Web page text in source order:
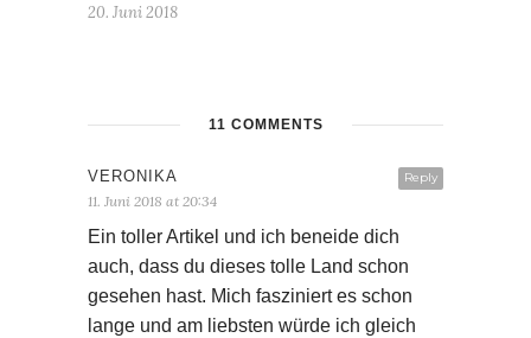
20. Juni 2018
11 COMMENTS
Reply
VERONIKA
11. Juni 2018 at 20:34
Ein toller Artikel und ich beneide dich
auch, dass du dieses tolle Land schon
gesehen hast. Mich fasziniert es schon
lange und am liebsten würde ich gleich